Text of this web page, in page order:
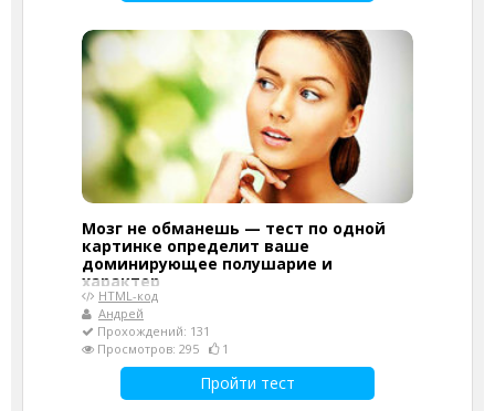
Мозг не обманешь — тест по одной
картинке определит ваше
доминирующее полушарие и
характер
HTML-код
Андрей
Прохождений: 131
Просмотров: 295
1
Пройти тест